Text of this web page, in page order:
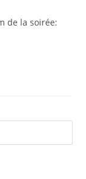
de la soirée: